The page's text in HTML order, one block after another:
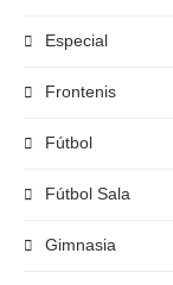
Especial
Frontenis
Fútbol
Fútbol Sala
Gimnasia